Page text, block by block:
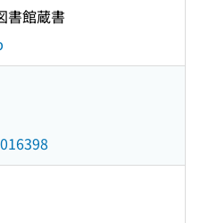
書館蔵書